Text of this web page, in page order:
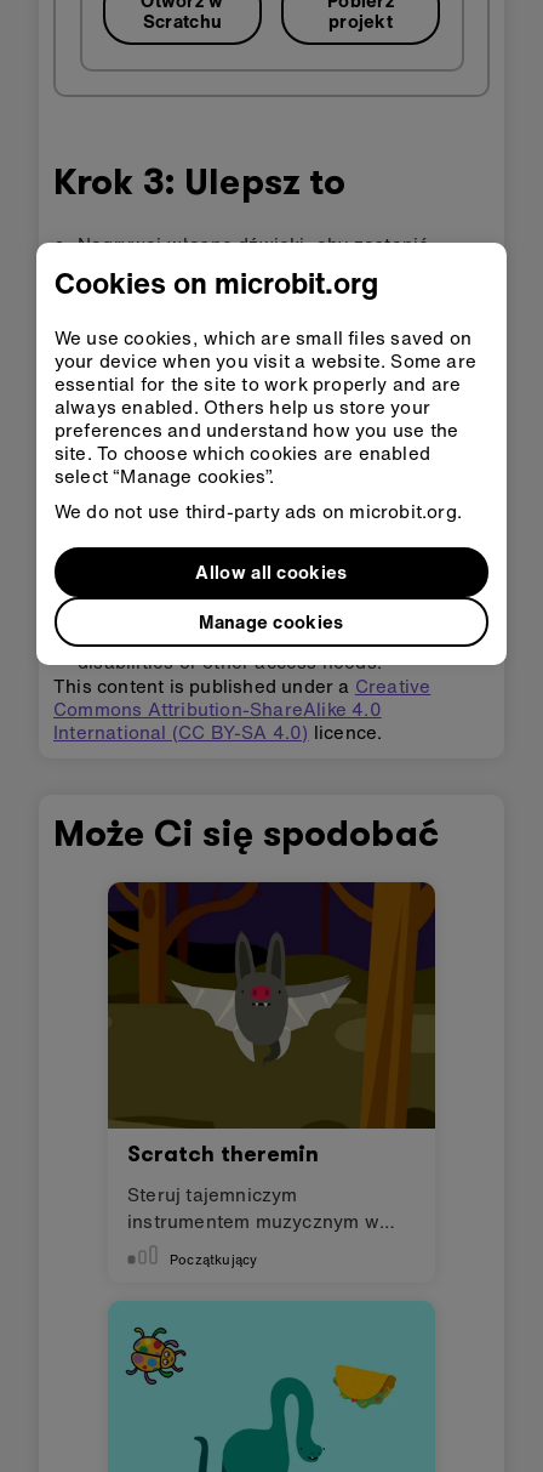
Scratchu projekt
Krok 3: Ulepsz to
Nagrywaj własne dźwięki, aby zastąpić
miauczenie.
micro:bita, gdy wyrzucasz go w powietrze.
Zmień kostium duszka po naciśnięciu
przycisku na micro:bicie.
Spraw, by kot w Scratchu skakał wyżej za
każdym razem, gdy wyrzucasz swój mikro:bit
w powietrze.
Adapting for accessibility:explore our
Accessibility supportfor tips for making the
micro:bit more accessible to students with
disabilities or other access needs.
This content is published under a Creative
Commons Attribution-ShareAlike 4.0
International (CC BY-SA 4.0) licence.
Może Ci się spodobać
Scratch theremin
Steruj tajemniczym
instrumentem muzycznym w
ScratchPoczątkujący
Cookies on microbit.org
We use cookies, which are small files saved on
your device when you visit a website. Some are
essential for the site to work properly and are
always enabled. Others help us store your
preferences and understand how you use the
site. To choose which cookies are enabled
select “Manage cookies”.
We do not use third-party ads on microbit.org.
Manage cookies
Allow all cookies